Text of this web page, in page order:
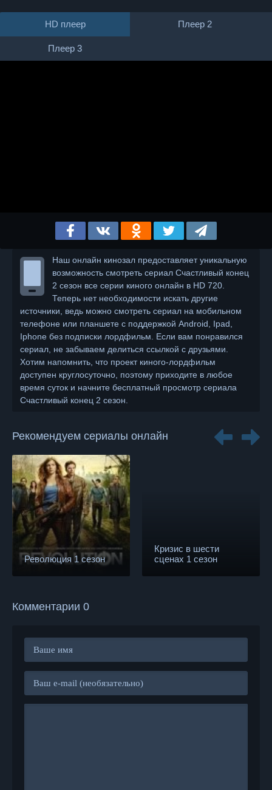
HD плеер Плеер 2
Плеер 3
Наш онлайн кинозал предоставляет уникальную
возможность смотреть сериал Счастливый конец
2 сезон все серии киного онлайн в HD 720.
Теперь нет необходимости искать другие
источники, ведь можно смотреть сериал на мобильном
телефоне или планшете с поддержкой Android, Ipad,
Iphone без подписки лордфильм. Если вам понравился
сериал, не забываем делиться ссылкой с друзьями.
Хотим напомнить, что проект киного-лордфильм
доступен круглосуточно, поэтому приходите в любое
время суток и начните бесплатный просмотр сериала
Счастливый конец 2 сезон.
Рекомендуем сериалы онлайн
Революция 1 сезон
Кризис в шести
сценах 1 сезон
Комментарии 0